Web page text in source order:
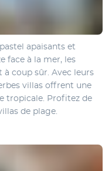
apaisants et
face à la mer, les
à coup sûr. Avec leurs
villas offrent une
tropicale. Profitez de
de plage.